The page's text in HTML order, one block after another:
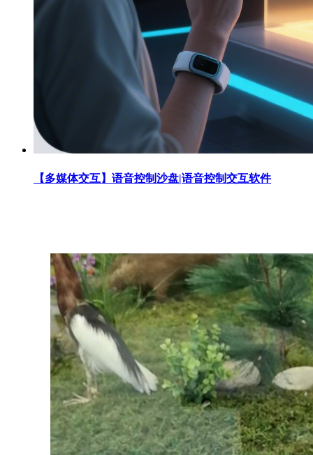
【多媒体交互】语音控制沙盘|语音控制交互软件